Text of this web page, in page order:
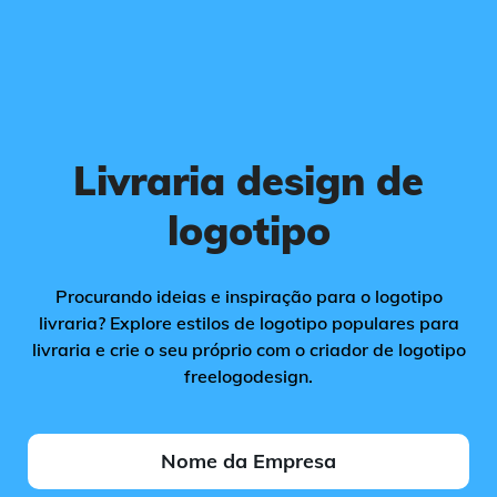
Livraria design de
logotipo
Procurando ideias e inspiração para o logotipo
livraria? Explore estilos de logotipo populares para
livraria e crie o seu próprio com o criador de logotipo
freelogodesign.